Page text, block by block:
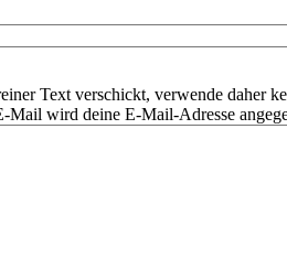
Text verschickt, verwende daher
Mail wird deine E-Mail-Adresse